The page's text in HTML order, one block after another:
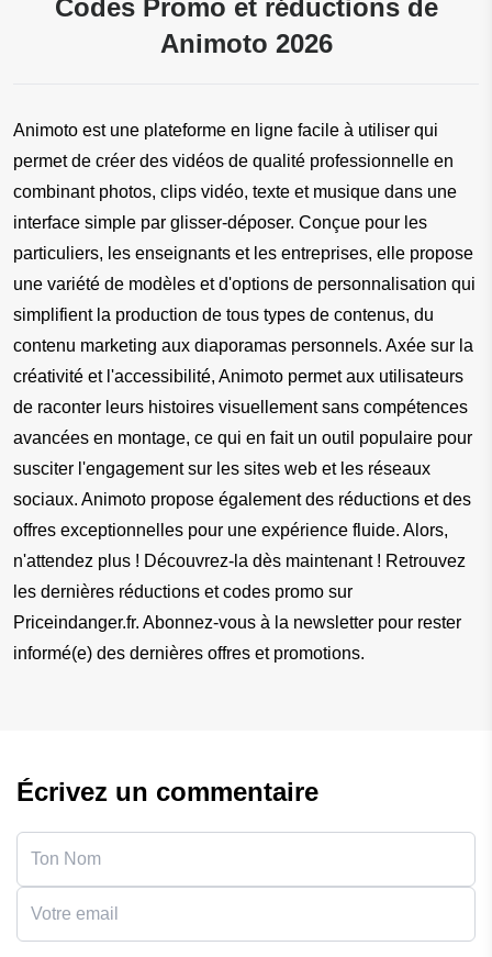
Codes Promo et réductions de
Animoto 2026
Animoto est une plateforme en ligne facile à utiliser qui
permet de créer des vidéos de qualité professionnelle en
combinant photos, clips vidéo, texte et musique dans une
interface simple par glisser-déposer. Conçue pour les
particuliers, les enseignants et les entreprises, elle propose
une variété de modèles et d'options de personnalisation qui
simplifient la production de tous types de contenus, du
contenu marketing aux diaporamas personnels. Axée sur la
créativité et l'accessibilité, Animoto permet aux utilisateurs
de raconter leurs histoires visuellement sans compétences
avancées en montage, ce qui en fait un outil populaire pour
susciter l'engagement sur les sites web et les réseaux
sociaux. Animoto propose également des réductions et des
offres exceptionnelles pour une expérience fluide. Alors,
n'attendez plus ! Découvrez-la dès maintenant ! Retrouvez
les dernières réductions et codes promo sur
Priceindanger.fr. Abonnez-vous à la newsletter pour rester
informé(e) des dernières offres et promotions.
Écrivez un commentaire